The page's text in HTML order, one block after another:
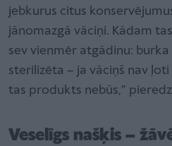
jebkurus citus
jānomazgā vāciņi. Kādam
sev vienmēr atgādinu: burka
sterilizēta – ja vāciņš nav
tas produkts nebūs,”
Veselīgs našķis –